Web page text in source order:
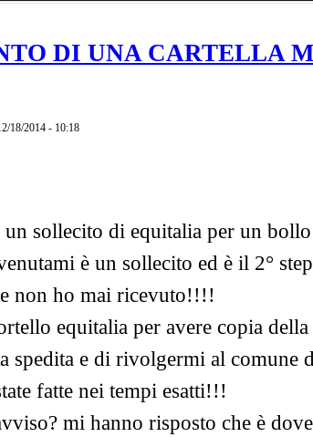
DI UNA CARTELLA
18/2014 - 10:18
sollecito di equitalia per un
è un sollecito ed è il 2°
non ho mai ricevuto!!!!
equitalia per avere copia
spedita e di rivolgermi al comune
fatte nei tempi esatti!!!
mi hanno risposto che è